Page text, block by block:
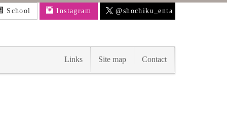
School Instagram @shochiku_enta
Links Site map Contact